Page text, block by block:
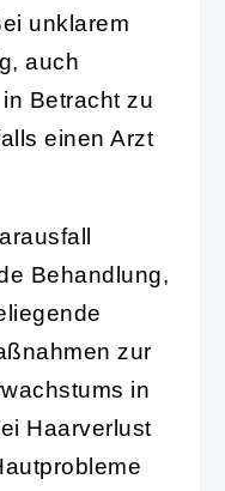
unklarem
auch
Betracht zu
einen Arzt
Behandlung,
zur
in
Haarverlust